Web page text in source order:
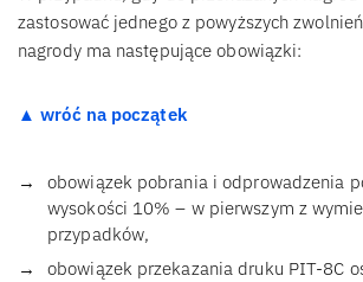
zastosować jednego z powyższych
nagrody ma następujące obowiązki:
▲ wróć na początek
obowiązek pobrania i odprowadzenia
wysokości 10% – w pierwszym z
przypadków,
obowiązek przekazania druku PIT-8C